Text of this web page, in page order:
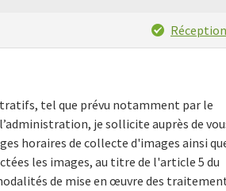
tel que prévu notamment par le
je sollicite auprès de
horaires de collecte d'images ainsi
les images, au titre de l'article 5 du
de mise en œuvre des